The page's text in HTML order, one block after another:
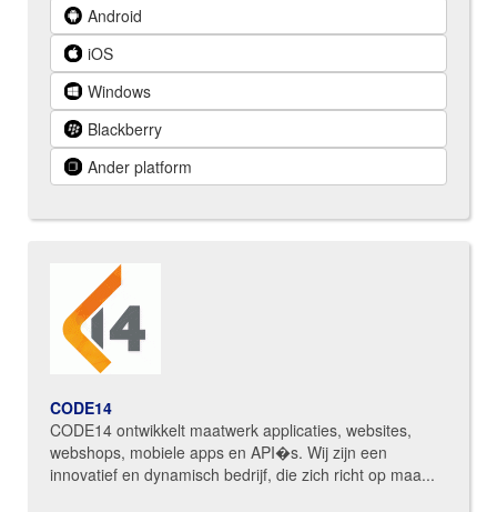
Android
iOS
Windows
Blackberry
Ander platform
CODE14
CODE14 ontwikkelt maatwerk applicaties, websites,
webshops, mobiele apps en API�s. Wij zijn een
innovatief en dynamisch bedrijf, die zich richt op maa...